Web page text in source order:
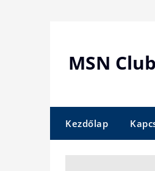
MSN Club
Kezdőlap